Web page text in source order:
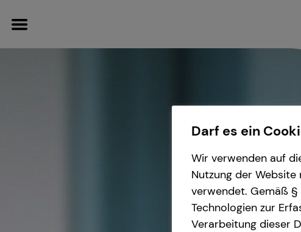
Darf es ein
Wir verwenden auf
Nutzung der
verwendet. Gemäß §
Technologien zur
Verarbeitung dieser